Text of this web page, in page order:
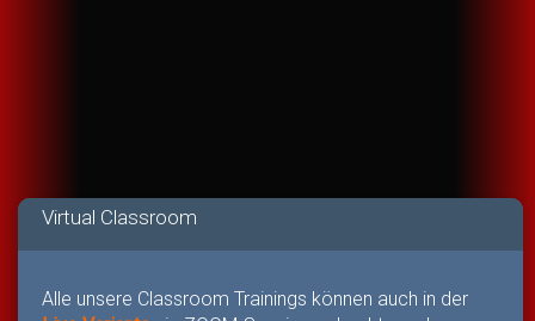
Virtual Classroom
Alle unsere Classroom Trainings können auch in der